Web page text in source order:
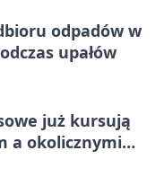
odpadów w
upałów
już kursują
a okolicznymi